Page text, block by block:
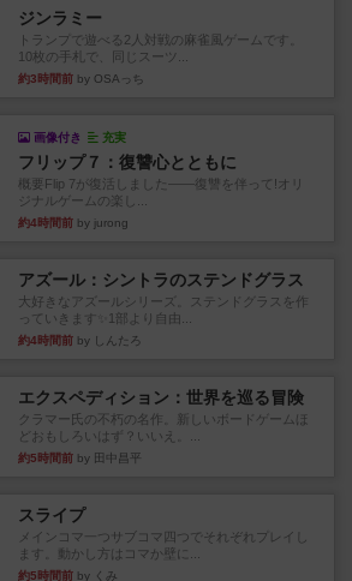
ジンラミー
トランプで遊べる2人対戦の麻雀風ゲームです。
10枚の手札で、同じスーツ...
約3時間前 by OSAっち
画像付き 充実
フリップ７：復讐心とともに
概要Flip 7が復活しました――復讐を伴って!オリ
ジナルゲームの楽し...
約4時間前 by jurong
アズール：シントラのステンドグラス
大好きなアズールシリーズ。ステンドグラスを作
っていきます✨1部より自由...
約4時間前 by しんたろ
エクスペディション：世界を巡る冒険
クラマー氏の不朽の名作。新しいボードゲームほ
どおもしろいはず？いいえ。...
約5時間前 by 田中昌平
スライプ
メインコマ一つサブコマ四つでそれぞれプレイし
ます。動かし方はコマか壁に...
約5時間前 by くみ